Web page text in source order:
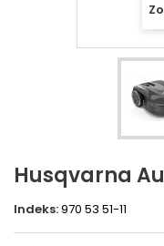
Husqvarna
Indeks:970 53 51-11